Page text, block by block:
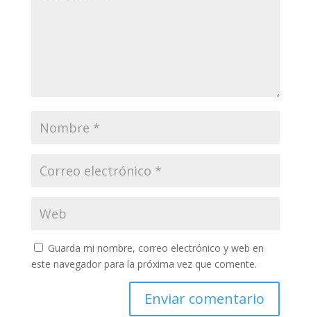
Guarda mi nombre, correo electrónico y web en
este navegador para la próxima vez que comente.